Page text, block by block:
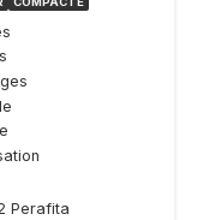
Perafita